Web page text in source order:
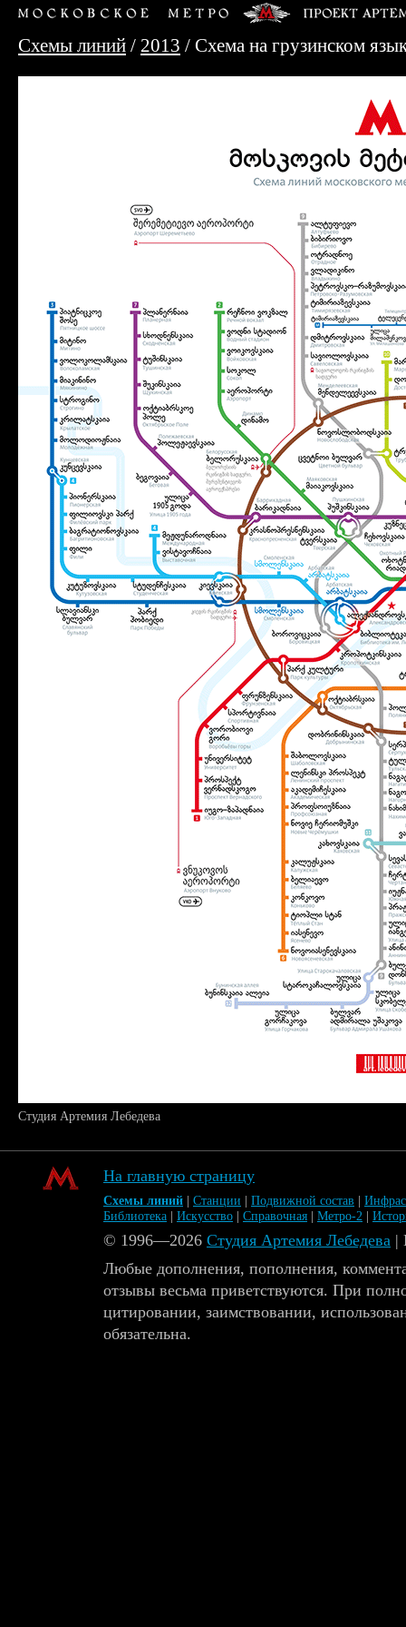
Схемы линий / 2013 / Схема на грузинском
Студия Артемия Лебедева
На главную страницу
Схемы линий | Станции | Подвижной состав |
Библиотека | Искусство | Справочная | Метро-2 |
© 1996—2026 Студия Артемия Лебедева |
Любые дополнения, пополнения,
отзывы весьма приветствуются. При
цитировании, заимствовании,
обязательна.